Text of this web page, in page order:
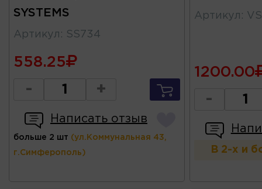
SYSTEMS
Артикул : SS734
558.25
- +
Написать отзыв
больше 2 шт (ул.Коммунальная 43,
г.Симферополь)
Артикул :
1200.00
-
В 2-х и